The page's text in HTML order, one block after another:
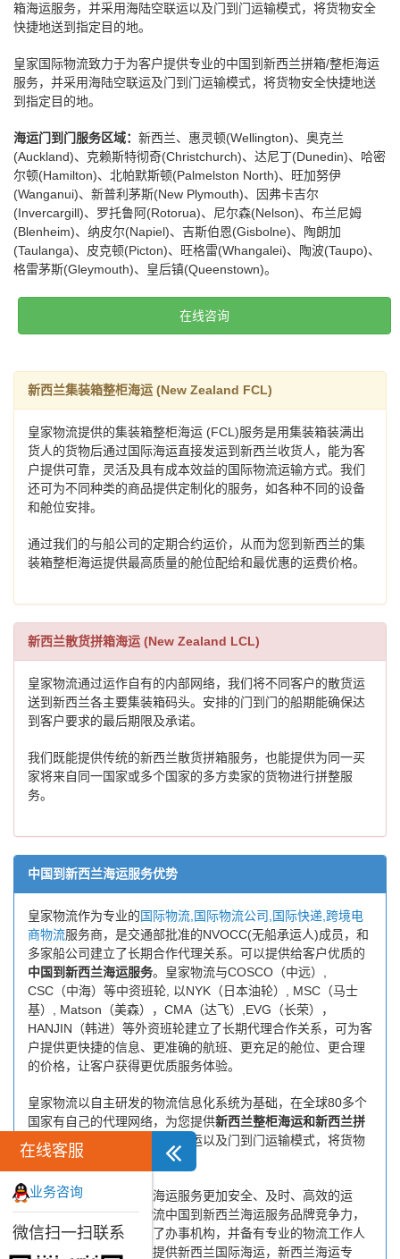
箱海运服务，并采用海陆空联运以及门到门运输模式，将货物安全
快捷地送到指定目的地。
皇家国际物流致力于为客户提供专业的中国到新西兰拼箱/整柜海运
服务，并采用海陆空联运及门到门运输模式，将货物安全快捷地送
到指定目的地。
海运门到门服务区域： 新西兰、惠灵顿(Wellington)、奥克兰
(Auckland)、克赖斯特彻奇(Christchurch)、达尼丁(Dunedin)、哈密
尔顿(Hamilton)、北帕默斯顿(Palmelston North)、旺加努伊
(Wanganui)、新普利茅斯(New Plymouth)、因弗卡吉尔
(Invercargill)、罗托鲁阿(Rotorua)、尼尔森(Nelson)、布兰尼姆
(Blenheim)、纳皮尔(Napiel)、吉斯伯恩(Gisbolne)、陶朗加
(Taulanga)、皮克顿(Picton)、旺格雷(Whangalei)、陶波(Taupo)、
格雷茅斯(Gleymouth)、皇后镇(Queenstown)。
在线咨询
新西兰集装箱整柜海运 (New Zealand FCL)
皇家物流提供的集装箱整柜海运 (FCL)服务是用集装箱装满出
货人的货物后通过国际海运直接发运到新西兰收货人，能为客
户提供可靠，灵活及具有成本效益的国际物流运输方式。我们
还可为不同种类的商品提供定制化的服务，如各种不同的设备
和舱位安排。
通过我们的与船公司的定期合约运价，从而为您到新西兰的集
装箱整柜海运提供最高质量的舱位配给和最优惠的运费价格。
新西兰散货拼箱海运 (New Zealand LCL)
皇家物流通过运作自有的内部网络，我们将不同客户的散货运
送到新西兰各主要集装箱码头。安排的门到门的船期能确保达
到客户要求的最后期限及承诺。
我们既能提供传统的新西兰散货拼箱服务，也能提供为同一买
家将来自同一国家或多个国家的多方卖家的货物进行拼整服
务。
中国到新西兰海运服务优势
皇家物流作为专业的国际物流,国际物流公司,国际快递,跨境电
商物流服务商，是交通部批准的NVOCC(无船承运人)成员，和
多家船公司建立了长期合作代理关系。可以提供给客户优质的
中国到新西兰海运服务。皇家物流与COSCO（中远）,
CSC（中海）等中资班轮, 以NYK（日本油轮）, MSC（马士
基）, Matson（美森），CMA（达飞）,EVG（长荣），
HANJIN（韩进）等外资班轮建立了长期代理合作关系，可为客
户提供更快捷的信息、更准确的航班、更充足的舱位、更合理
的价格，让客户获得更优质服务体验。
皇家物流以自主研发的物流信息化系统为基础，在全球80多个
国家有自己的代理网络，为您提供新西兰整柜海运和新西兰拼
箱海运服务
，并采用海陆空联运以及门到门运输模式，将货物
安全快捷地送到指定目的地。
为了保证中国到新西兰海运服务更加安全、及时、高效的运
营，进一步提高皇家物流中国到新西兰海运服务品牌竞争力，
公司在新西兰专门设立了办事机构，并备有专业的物流工作人
员与您及时沟通，为您提供新西兰国际海运，新西兰海运专
在线客服
业务咨询
微信扫一扫联系